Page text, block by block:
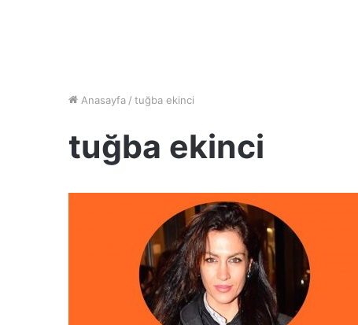
Anasayfa / tuğba ekinci
tuğba ekinci